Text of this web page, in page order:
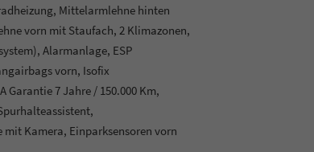
Mittelarmlehne hinten
vorn mit Staufach, 2 Klimazonen,
Alarmanlage, ESP
vorn, Isofix
7 Jahre / 150.000 Km,
Kamera, Einparksensoren vorn